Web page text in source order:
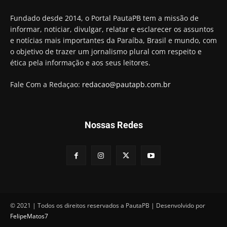
Hugo Motta retira projeto que permitia bancos
"confiscar" dinheiro de clientes
01:49
Descaso da gestão Panta deixa crianças e
professoras 'ilhadas' em creche
00:16
Fundado desde 2014, o Portal PautaPB tem a missão de
informar, noticiar, divulgar, relatar e esclarecer os assuntos
e notícias mais importantes da Paraíba, Brasil e mundo, com
o objetivo de trazer um jornalismo plural com respeito e
ética pela informação e aos seus leitores.
Fale Com a Redaçao: redacao@pautapb.com.br
Nossas Redes
© 2021 | Todos os direitos reservados a PautaPB | Desenvolvido por
FelipeMatos7